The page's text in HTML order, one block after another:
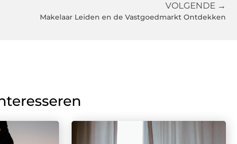
VOLGENDE →
Makelaar Leiden en de Vastgoedmarkt Ontdekken